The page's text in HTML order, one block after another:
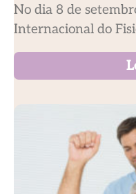
No dia 8 de
Internacional do